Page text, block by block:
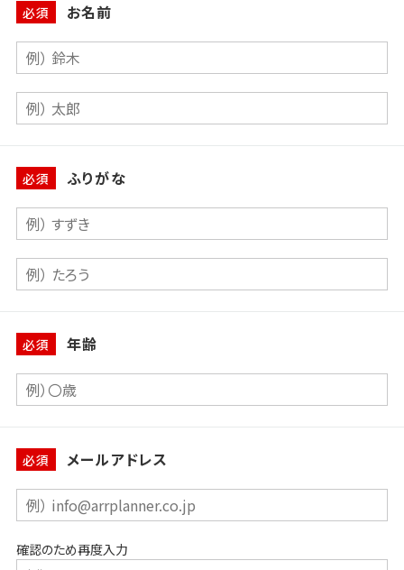
必須 お名前
必須 ふりがな
必須 年齢
必須 メールアドレス
確認のため再度入力